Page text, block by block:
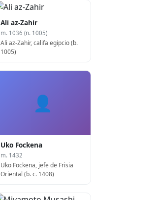
Ali az-Zahir
m. 1036 (n. 1005)
Ali az-Zahir, califa egipcio (b.
1005)
👤
Uko Fockena
m. 1432
Uko Fockena, jefe de Frisia
Oriental (b. c. 1408)